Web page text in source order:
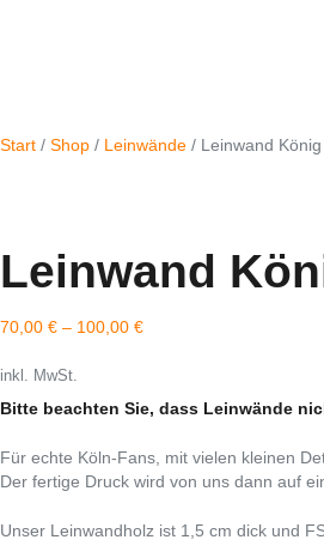
Start / Shop / Leinwände / Leinwand
Leinwand
70,00 € – 100,00 €
inkl. MwSt.
Bitte beachten Sie, dass Leinwände
Für echte Köln-Fans, mit vielen kleinen
Der fertige Druck wird von uns dann auf
Unser Leinwandholz ist 1,5 cm dick und